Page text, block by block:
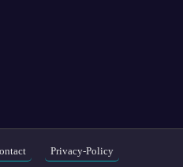
Privacy-Policy